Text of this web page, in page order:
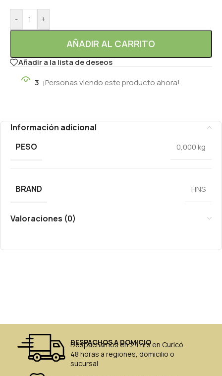
- +
AÑADIR AL CARRITO
Añadir a la lista de deseos
3 ¡Personas viendo este producto ahora!
Información adicional
PESO
0,000 kg
BRAND HNS
Valoraciones (0)
DESPACHOS A DOMICIO
Despachamos en 24 hrs en Curicó
48 horas a regiones, domicilio o
sucursal